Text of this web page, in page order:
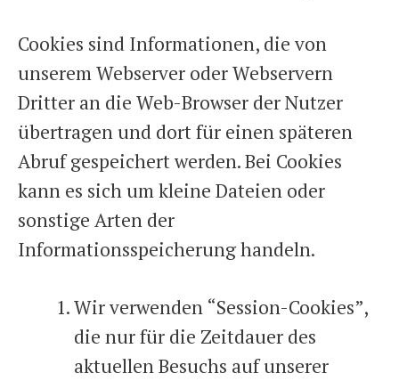
Cookies sind Informationen, die von
unserem Webserver oder Webservern
Dritter an die Web-Browser der Nutzer
übertragen und dort für einen späteren
Abruf gespeichert werden. Bei Cookies
kann es sich um kleine Dateien oder
sonstige Arten der
Informationsspeicherung handeln.
Wir verwenden “Session-Cookies”,
die nur für die Zeitdauer des
aktuellen Besuchs auf unserer